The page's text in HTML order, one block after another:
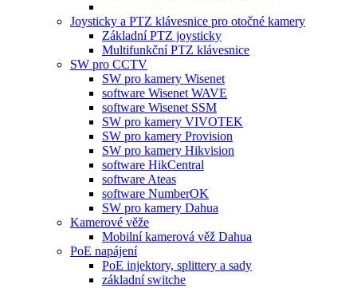
Joysticky a PTZ klávesnice pro otočné kamery
Základní PTZ joysticky
Multifunkční PTZ klávesnice
SW pro CCTV
SW pro kamery Wisenet
software Wisenet WAVE
software Wisenet SSM
SW pro kamery VIVOTEK
SW pro kamery Provision
SW pro kamery Hikvision
software HikCentral
software Ateas
software NumberOK
SW pro kamery Dahua
Kamerové věže
Mobilní kamerová věž Dahua
PoE napájení
PoE injektory, splittery a sady
základní switche